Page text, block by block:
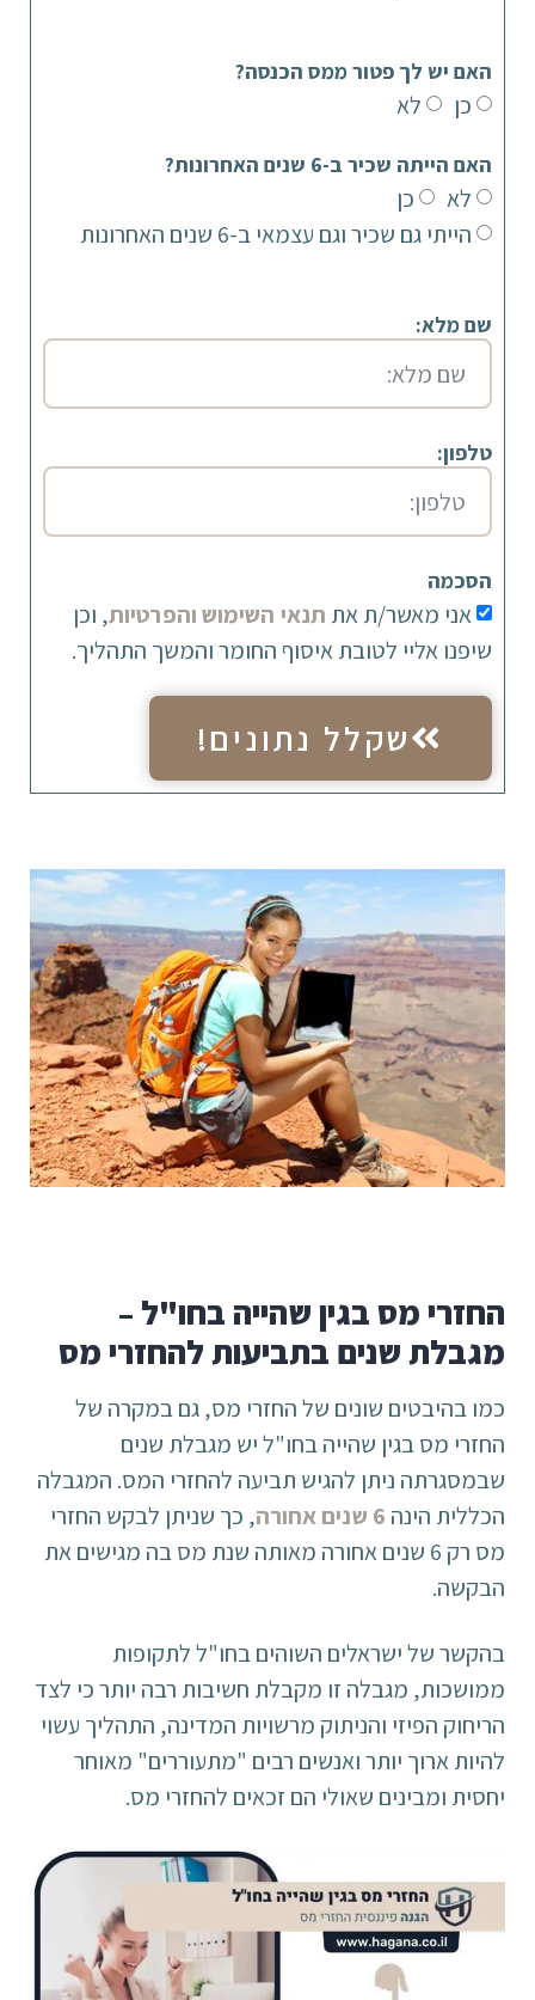
האם יש לך פטור ממס הכנסה?
כן לא
האם הייתה שכיר ב-6 שנים האחרונות?
לא
כן
הייתי גם שכיר וגם עצמאי ב-6 שנים האחרונות
שם מלא:
טלפון:
הסכמה
אני מאשר/ת את תנאי השימוש והפרטיות, וכן
שיפנו אליי לטובת איסוף החומר והמשך התהליך.
שקלל נתונים!
החזרי מס בגין שהייה בחו"ל –
מגבלת שנים בתביעות להחזרי מס
כמו בהיבטים שונים של החזרי מס, גם במקרה של
החזרי מס בגין שהייה בחו"ל יש מגבלת שנים
שבמסגרתה ניתן להגיש תביעה להחזרי המס. המגבלה
הכללית הינה
, כך שניתן לבקש החזרי
מס רק 6 שנים אחורה מאותה שנת מס בה מגישים את
הבקשה.
בהקשר של ישראלים השוהים בחו"ל לתקופות
ממושכות, מגבלה זו מקבלת חשיבות רבה יותר כי לצד
הריחוק הפיזי והניתוק מרשויות המדינה, התהליך עשוי
להיות ארוך יותר ואנשים רבים "מתעוררים" מאוחר
יחסית ומבינים שאולי הם זכאים להחזרי מס.